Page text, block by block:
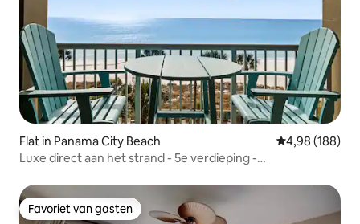
Flat in Panama City Beach Gemiddelde
4,98 (188)
Luxe direct aan het strand - 5e verdieping -
Favoriet van gasten
Favoriet van gasten